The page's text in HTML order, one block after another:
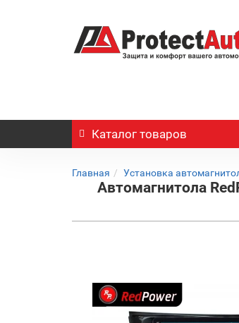
Каталог товаров
Главная Установка
Автомагнитола